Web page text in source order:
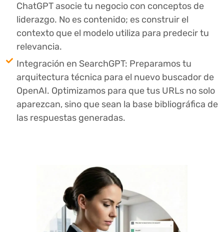
ChatGPT asocie tu negocio con conceptos de
liderazgo. No es contenido; es construir el
contexto que el modelo utiliza para predecir tu
relevancia.
Integración en SearchGPT: Preparamos tu
arquitectura técnica para el nuevo buscador de
OpenAI. Optimizamos para que tus URLs no solo
aparezcan, sino que sean la base bibliográfica de
las respuestas generadas.